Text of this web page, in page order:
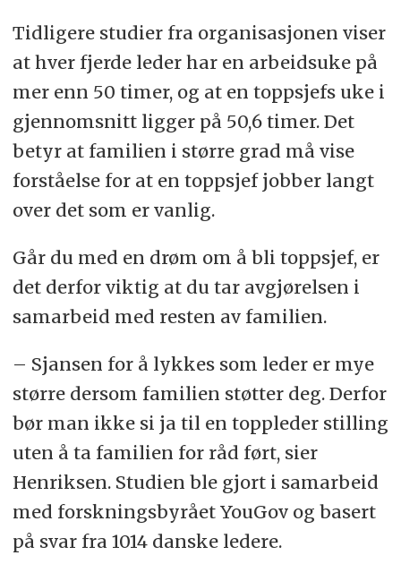
Tidligere studier fra organisasjonen viser
at hver fjerde leder har en arbeidsuke på
mer enn 50 timer, og at en toppsjefs uke i
gjennomsnitt ligger på 50,6 timer. Det
betyr at familien i større grad må vise
forståelse for at en toppsjef jobber langt
over det som er vanlig.
Går du med en drøm om å bli toppsjef, er
det derfor viktig at du tar avgjørelsen i
samarbeid med resten av familien.
– Sjansen for å lykkes som leder er mye
større dersom familien støtter deg. Derfor
bør man ikke si ja til en toppleder stilling
uten å ta familien for råd ført, sier
Henriksen. Studien ble gjort i samarbeid
med forskningsbyrået YouGov og basert
på svar fra 1014 danske ledere.